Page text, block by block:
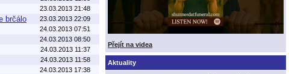
23.03.2013 21:48
brčálo 23.03.2013 22:09
24.03.2013 07:51
24.03.2013 08:50
24.03.2013 11:37
24.03.2013 11:58
24.03.2013 17:38
Přejít na videa
Aktuality